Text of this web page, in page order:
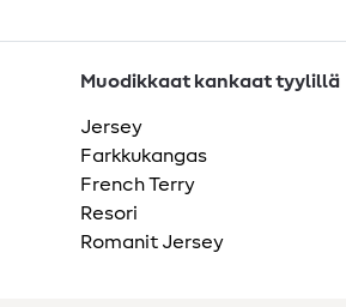
Muodikkaat kankaat tyylillä
Jersey
Farkkukangas
French Terry
Resori
Romanit Jersey